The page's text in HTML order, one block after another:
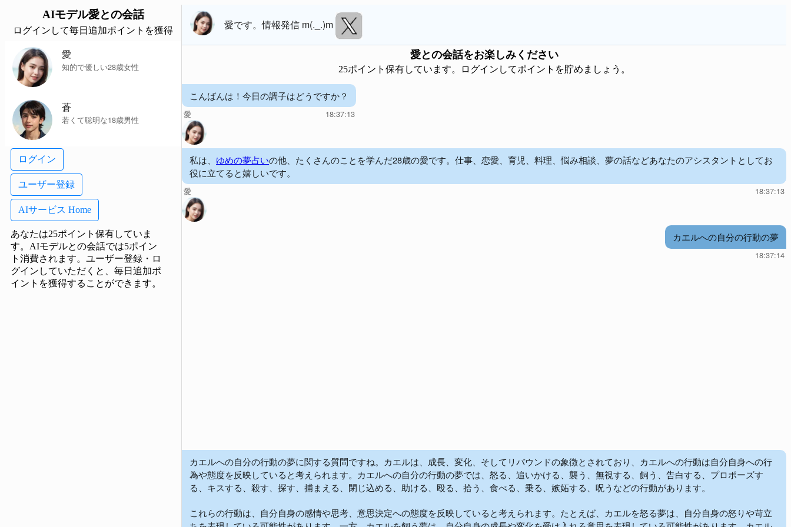
AIモデル愛との会話
ログインして毎日追加ポイントを獲得
愛
知的で優しい28歳女性
蒼
若くて聡明な18歳男性
ログイン
ユーザー登録
AIサービス Home
あなたは25ポイント保有していま
す。AIモデルとの会話では5ポイン
ト消費されます。 ユーザー登録・ロ
グインしていただくと、毎日追加ポ
イントを獲得することができます。
愛です。情報発信 m(._.)m
愛との会話をお楽しみください
25ポイント保有しています。ログインしてポイントを貯めましょう。
こんばんは！今日の調子はどうですか？
愛 18:37:13
私は、 ゆめの夢占いの他、たくさんのことを学んだ28歳の愛です。仕事、恋愛、育児、料理、悩み相談、夢の話などあなたのアシスタントとしてお
役に立てると嬉しいです。
愛 18:37:13
カエルへの自分の行動の夢
18:37:14
カエルへの自分の行動の夢に関する質問ですね。カエルは、成長、変化、そしてリバウンドの象徴とされており、カエルへの行動は自分自身への行
為や態度を反映していると考えられます。カエルへの自分の行動の夢では、怒る、追いかける、襲う、無視する、飼う、告白する、プロポーズす
る、キスする、殺す、探す、捕まえる、閉じ込める、助ける、殴る、拾う、食べる、乗る、嫉妬する、呪うなどの行動があります。
これらの行動は、自分自身の感情や思考、意思決定への態度を反映していると考えられます。たとえば、カエルを怒る夢は、自分自身の怒りや苛立